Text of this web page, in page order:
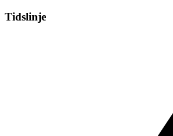
Tidslinje